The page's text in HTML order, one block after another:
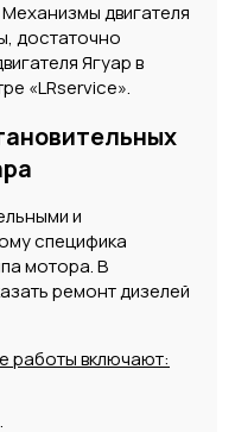
двигателя
достаточно
Ягуар в
«LRservice».
и
специфика
мотора. В
ремонт дизелей
работы включают: